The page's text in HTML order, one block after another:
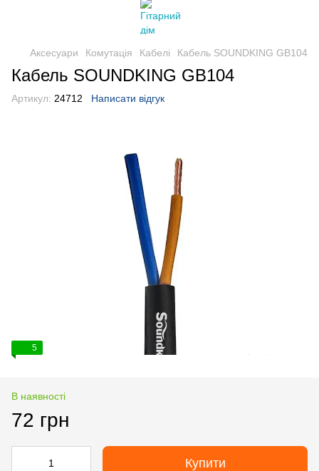
Аксесуари Комутація Кабелі Кабель SOUNDKING GB104
Кабель SOUNDKING GB104
Артикул: 24712 Написати відгук
5
В наявності
72 грн
Купити